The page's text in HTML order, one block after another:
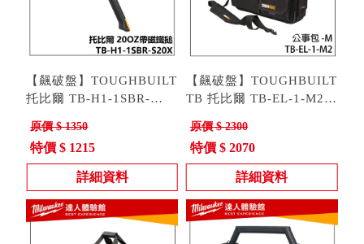
【飆破盤】TOUGHBUILT
托比爾 TB-H1-1SBR-
具 槌子 工程 用具
原價 $ 1350
特價 $ 1215
詳細資料
【飆破盤】TOUGHBUILT
TB 托比爾 TB-EL-1-M2
收納包 電腦包 大容量
原價 $ 2300
特價 $ 2070
詳細資料